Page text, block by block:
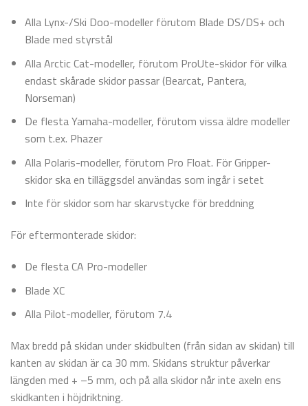
Alla Lynx-/Ski Doo-modeller förutom Blade DS/DS+ och
Blade med styrstål
Alla Arctic Cat-modeller, förutom ProUte-skidor för vilka
endast skårade skidor passar (Bearcat, Pantera,
Norseman)
De flesta Yamaha-modeller, förutom vissa äldre modeller
som t.ex. Phazer
Alla Polaris-modeller, förutom Pro Float. För Gripper-
skidor ska en tilläggsdel användas som ingår i setet
Inte för skidor som har skarvstycke för breddning
För eftermonterade skidor:
De flesta CA Pro-modeller
Blade XC
Alla Pilot-modeller, förutom 7.4
Max bredd på skidan under skidbulten (från sidan av skidan) till
kanten av skidan är ca 30 mm. Skidans struktur påverkar
längden med + –5 mm, och på alla skidor når inte axeln ens
skidkanten i höjdriktning.